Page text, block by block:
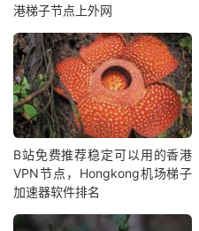
港梯子节点上外网
B站免费推荐稳定可以用的香港
VPN节点，Hongkong机场梯子
加速器软件排名